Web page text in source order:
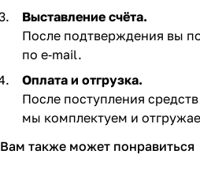
Выставление счёта.
После подтверждения вы
по e‑mail. ​
Оплата и отгрузка.
После поступления
мы комплектуем и
Вам также может понравиться